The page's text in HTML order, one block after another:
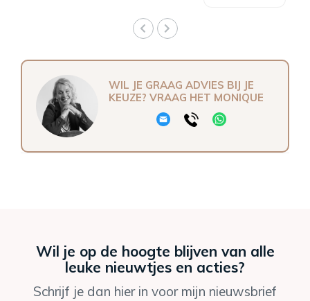
WIL JE GRAAG ADVIES BIJ JE
KEUZE? VRAAG HET MONIQUE
Wil je op de hoogte blijven van alle
leuke nieuwtjes en acties?
Schrijf je dan hier in voor mijn nieuwsbrief